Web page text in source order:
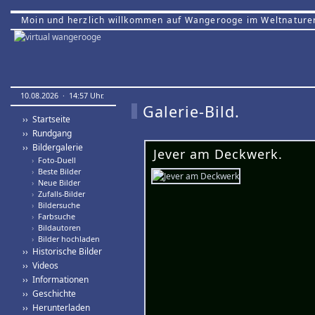
Moin und herzlich willkommen auf Wangerooge im
10.08.2026 · 14:57 Uhr.
›› Startseite
›› Rundgang
›› Bildergalerie
› Foto-Duell
› Beste Bilder
› Neue Bilder
› Zufalls-Bilder
› Bildersuche
› Farbsuche
› Bildautoren
› Bilder hochladen
›› Historische Bilder
›› Videos
›› Informationen
›› Geschichte
›› Herunterladen
Galerie-Bild.
Jever am Deckwerk.